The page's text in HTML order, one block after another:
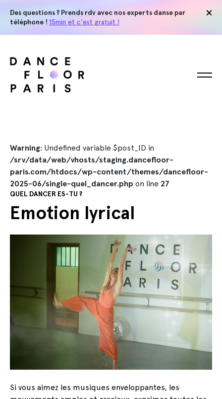
Des questions ? Prends rdv avec nos experts danse par
téléphone ! 15min et c'est gratuit !
Warning: Undefined variable $post_ID in
/srv/data/web/vhosts/staging.dancefloor-
paris.com/htdocs/wp-content/themes/dancefloor-
2025-06/single-quel_dancer.php on line 27
QUEL DANCER ES-TU ?
Emotion lyrical
Si vous aimez les musiques enveloppantes, les